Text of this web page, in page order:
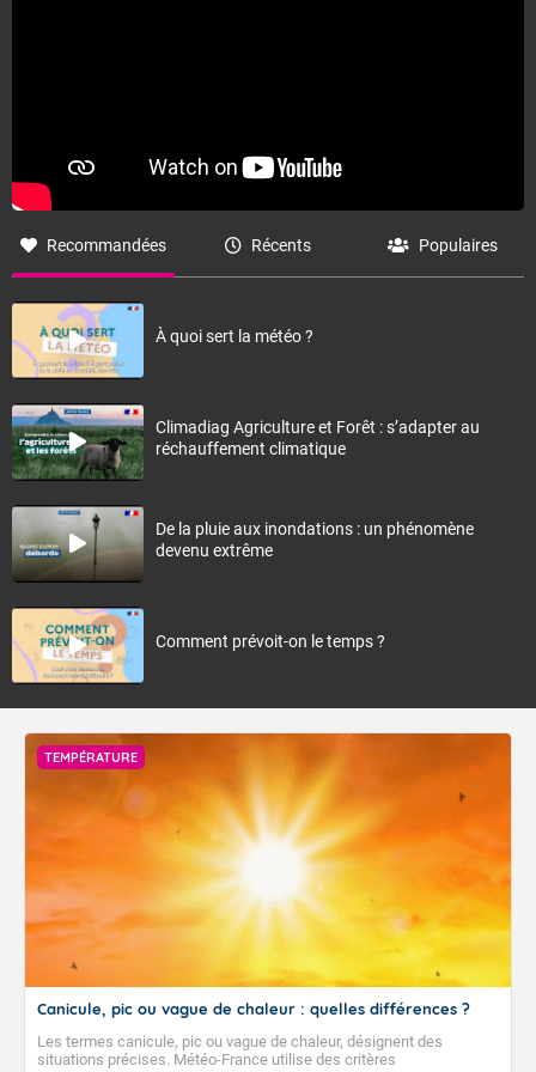
Recommandées Récents Populaires
À quoi sert la météo ?
Climadiag Agriculture et Forêt : s’adapter au
réchauffement climatique
De la pluie aux inondations : un phénomène
devenu extrême
Comment prévoit-on le temps ?
TEMPÉRATURE
Canicule, pic ou vague de chaleur : quelles différences ?
Les termes canicule, pic ou vague de chaleur, désignent des
situations précises. Météo-France utilise des critères